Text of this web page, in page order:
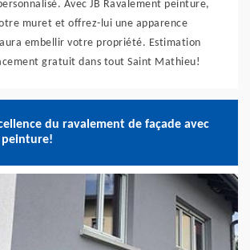
Avec JB Ravalement peinture,
muret et offrez-lui une apparence
embellir votre propriété. Estimation
gratuit dans tout Saint Mathieu!
du ravalement de façade avec
peinture!